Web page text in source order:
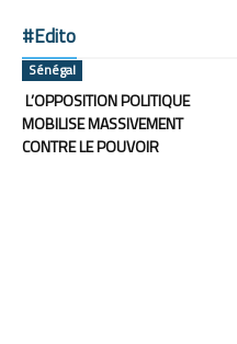
#Edito
Sénégal
L’OPPOSITION POLITIQUE
MOBILISE MASSIVEMENT
CONTRE LE POUVOIR